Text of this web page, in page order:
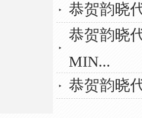
恭贺韵晓
恭贺韵晓
MIN...
恭贺韵晓